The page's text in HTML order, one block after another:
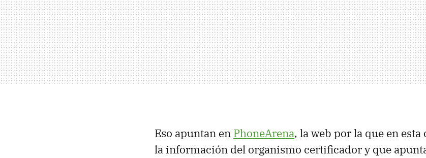
Eso apuntan en PhoneArena, la web por la que en
la información del organismo certificador y que